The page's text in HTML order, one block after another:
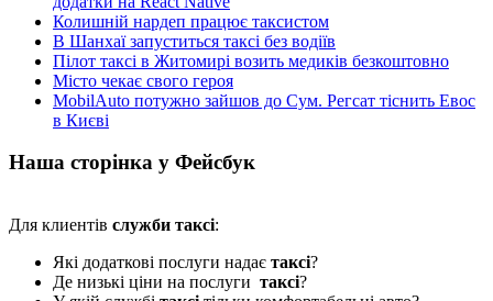
Колишній нардеп працює таксистом
В Шанхаї запуститься таксі без водіїв
Пілот таксі в Житомирі возить медиків безкоштовно
Місто чекає свого героя
MobilAuto потужно зайшов до Сум. Регсат тіснить Евос
в Києві
Наша сторінка у Фейсбук
Для клиентів служби таксі:
Які додаткові послуги надає таксі?
Де низькі ціни на послуги таксі?